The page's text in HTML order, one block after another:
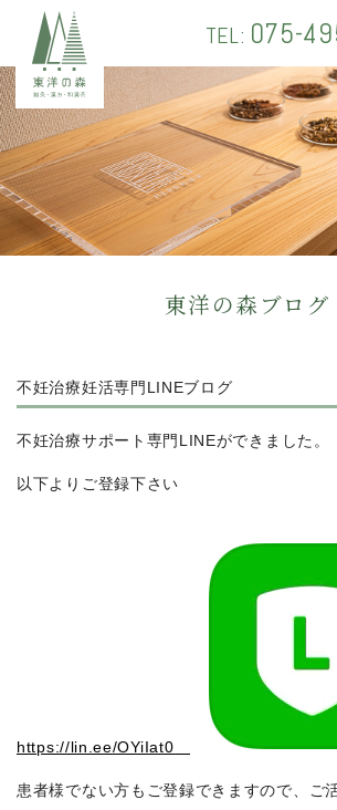
TEL: 075-
東洋の森ブログ
不妊治療妊活専門LINEブログ
不妊治療サポート専門LINEができました。
以下よりご登録下さい
https://lin.ee/OYiIat0
患者様でない方もご登録できますので、ご